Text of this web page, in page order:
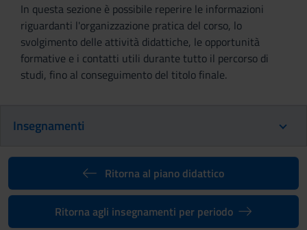
In questa sezione è possibile reperire le informazioni
riguardanti l'organizzazione pratica del corso, lo
svolgimento delle attività didattiche, le opportunità
formative e i contatti utili durante tutto il percorso di
studi, fino al conseguimento del titolo finale.
Insegnamenti
Ritorna al piano didattico
Ritorna agli insegnamenti per periodo